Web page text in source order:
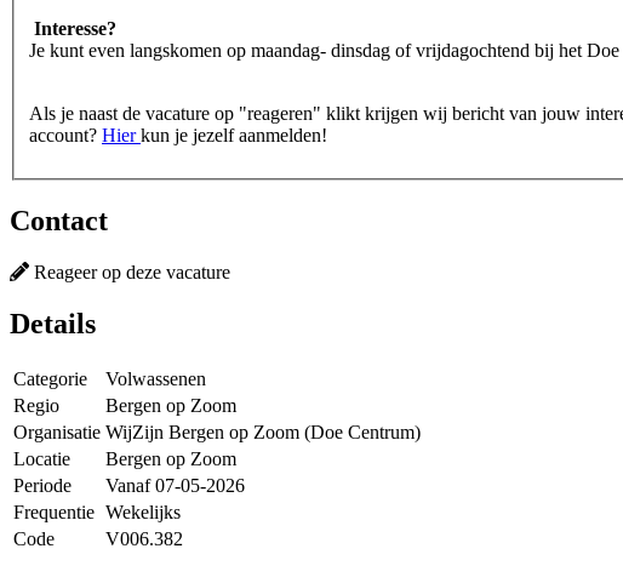
Interesse?
Je kunt even langskomen op maandag- dinsdag of vrijdagochtend bij het
Als je naast de vacature op "reageren" klikt krijgen wij bericht van jouw
account? Hierkun je jezelf aanmelden!
Contact
Reageer op deze vacature
Details
Categorie
Volwassenen
Regio
Bergen op Zoom
Organisatie WijZijn Bergen op Zoom (Doe Centrum)
Locatie
Bergen op Zoom
Periode
Vanaf 07-05-2026
Frequentie Wekelijks
Code
V006.382